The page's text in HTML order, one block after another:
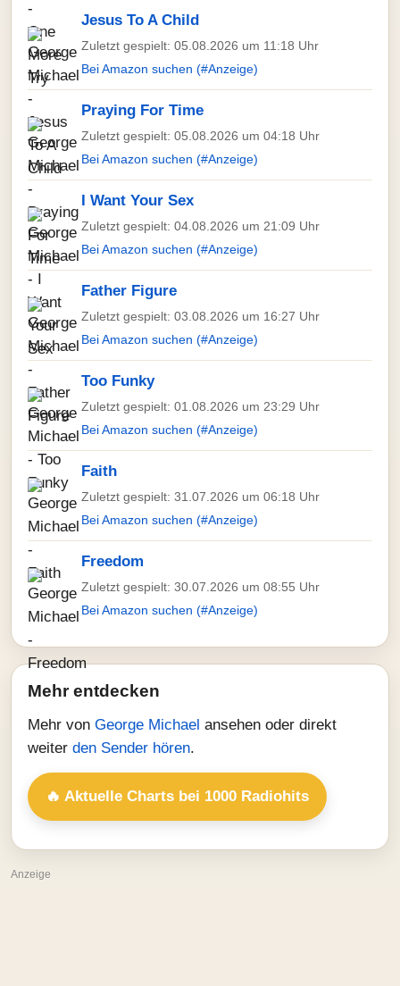
Jesus To A Child
Zuletzt gespielt: 05.08.2026 um 11:18 Uhr
Bei Amazon suchen (#Anzeige)
Praying For Time
Zuletzt gespielt: 05.08.2026 um 04:18 Uhr
Bei Amazon suchen (#Anzeige)
I Want Your Sex
Zuletzt gespielt: 04.08.2026 um 21:09 Uhr
Bei Amazon suchen (#Anzeige)
Father Figure
Zuletzt gespielt: 03.08.2026 um 16:27 Uhr
Bei Amazon suchen (#Anzeige)
Too Funky
Zuletzt gespielt: 01.08.2026 um 23:29 Uhr
Bei Amazon suchen (#Anzeige)
Faith
Zuletzt gespielt: 31.07.2026 um 06:18 Uhr
Bei Amazon suchen (#Anzeige)
Freedom
Zuletzt gespielt: 30.07.2026 um 08:55 Uhr
Bei Amazon suchen (#Anzeige)
Mehr entdecken
Mehr von George Michael ansehen oder direkt
weiter den Sender hören.
🔥 Aktuelle Charts bei 1000 Radiohits
Anzeige